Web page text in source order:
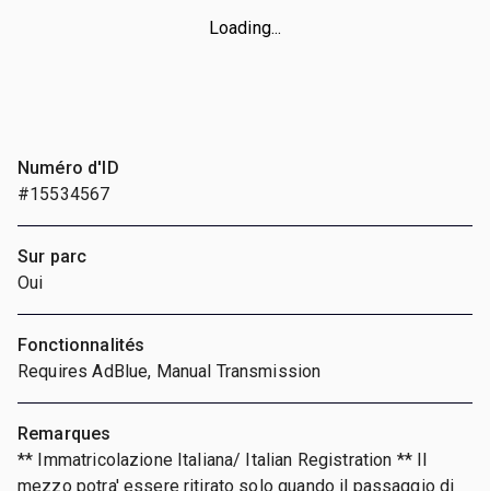
Loading...
Numéro d'ID
#15534567
Sur parc
Oui
Fonctionnalités
Requires AdBlue, Manual Transmission
Remarques
** Immatricolazione Italiana/ Italian Registration ** Il
mezzo potra' essere ritirato solo quando il passaggio di